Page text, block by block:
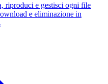
riproduci e gestisci ogni file
e eliminazione in